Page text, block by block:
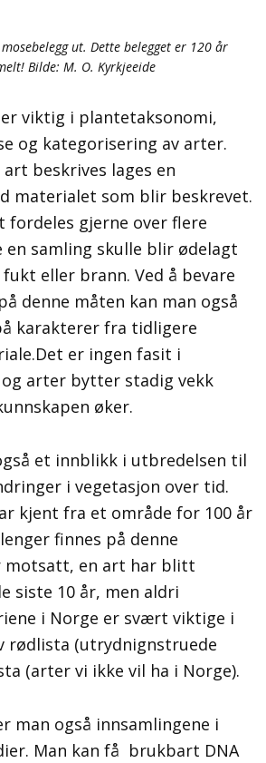
ut. Dette belegget er 120 år
Bilde: M. O. Kyrkjeeide
viktig i plantetaksonomi,
og kategorisering av arter.
art beskrives lages en
materialet som blir beskrevet.
fordeles gjerne over flere
samling skulle blir ødelagt
eller brann. Ved å bevare
denne måten kan man også
karakterer fra tidligere
er ingen fasit i
arter bytter stadig vekk
øker.
et innblikk i utbredelsen til
i vegetasjon over tid.
kjent fra et område for 100 år
finnes på denne
motsatt, en art har blitt
siste 10 år, men aldri
i Norge er svært viktige i
rødlista (utrydnignstruede
(arter vi ikke vil ha i Norge).
man også innsamlingene i
Man kan få brukbart DNA